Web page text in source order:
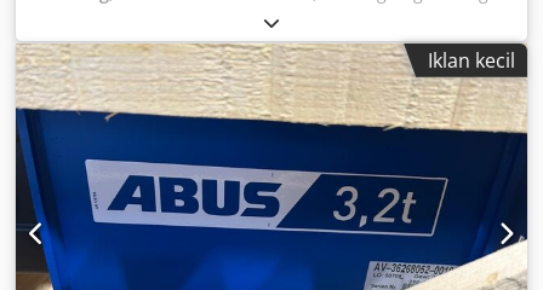
rolls Dodpfx Aeg Sz Ursm Aswa 380 V, infinitely variable
speed adjustment from 200 to 1200 mm/min. Suitable for
diameters from 300 mm to 3500 mm Roller diameter: 270
mm x 120 mm Support rollers temperature resistance:
100°C Dual drive With hand and foot remote control,
complete set Digital speed display
Iklan kecil